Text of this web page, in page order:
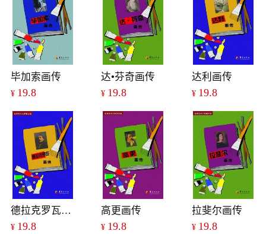
毕加索画传
¥ 19.8
达•芬奇画传
¥ 19.8
达利画传
¥ 19.8
德拉克罗瓦画传
¥ 19.8
高更画传
¥ 19.8
拉斐尔画传
¥ 19.8